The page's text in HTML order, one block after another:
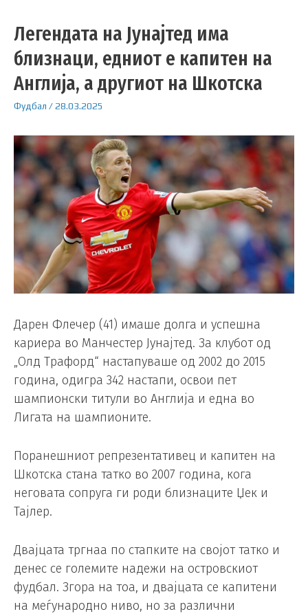
Легендата на Јунајтед има
близнаци, едниот е капитен на
Англија, а другиот на Шкотска
Фудбал /28.03.2025
Дарен Флечер (41) имаше долга и успешна
кариера во Манчестер Јунајтед. За клубот од
„Олд Трафорд“ настапуваше од 2002 до 2015
година, одигра 342 настапи, освои пет
шампионски титули во Англија и една во
Лигата на шампионите.
Поранешниот репрезентативец и капитен на
Шкотска стана татко во 2007 година, кога
неговата сопруга ги роди близнаците Џек и
Тајлер.
Двајцата тргнаа по стапките на својот татко и
денес се големите надежи на островскиот
фудбал. Згора на тоа, и двајцата се капитени
на меѓународно ниво, но за различни